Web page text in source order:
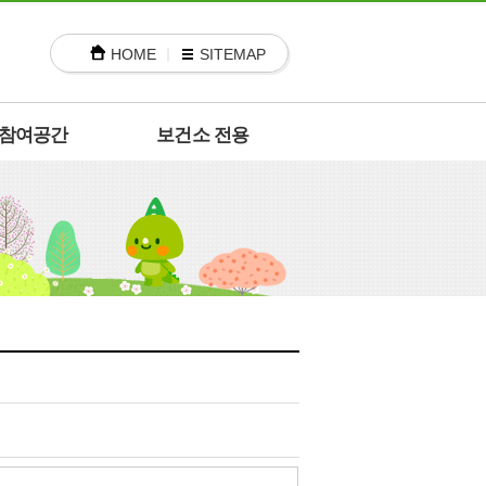
HOME SITEMAP
여공간 보건소 전용